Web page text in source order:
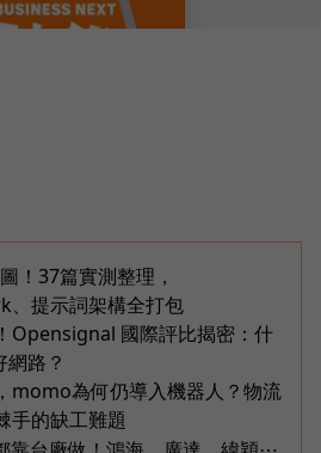
！37篇實測整理，
提示詞架構全打包
Opensignal 國際評比揭密：什
網路？
momo為何仍導入機器人？物流
手的缺工難題